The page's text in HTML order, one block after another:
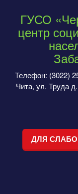
ГУСО
центр
Телефон: (3022)
Чита, ул. Труда
ДЛЯ